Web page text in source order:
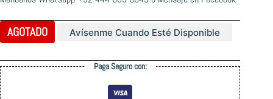
AGOTADO Avísenme Cuando Esté Disponible
Paga Seguro con: